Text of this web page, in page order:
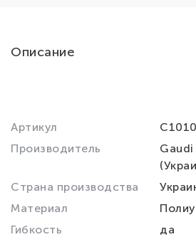
Описание
Артикул
Производитель
Gaudi
Страна производства
Материал
Гибкость
да